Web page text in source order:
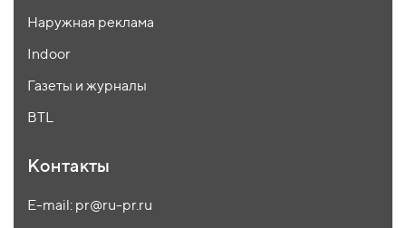
Наружная реклама
Indoor
Газеты и журналы
BTL
Контакты
E-mail: pr@ru-pr.ru